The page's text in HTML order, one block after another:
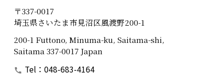
〒337-0017
埼玉県さいたま市見沼区風渡野200-1
200-1 Futtono, Minuma-ku, Saitama-shi,
Saitama 337-0017 Japan
Tel：048-683-4164